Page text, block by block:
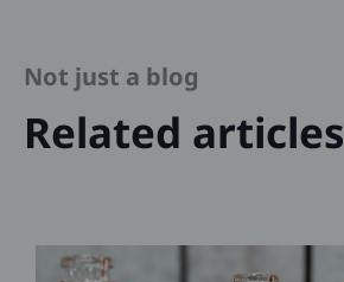
Not just a blog
Related articles